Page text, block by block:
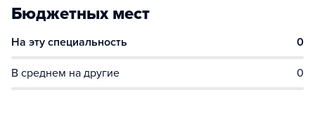
Бюджетных мест
На эту специальность 0
В среднем на другие 0